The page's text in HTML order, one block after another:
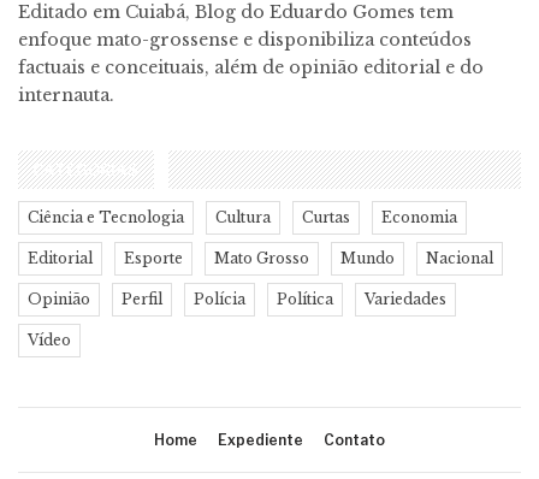
Editado em Cuiabá, Blog do Eduardo Gomes tem
enfoque mato-grossense e disponibiliza conteúdos
factuais e conceituais, além de opinião editorial e do
internauta.
CATEGORIAS
Ciência e Tecnologia Cultura Curtas Economia
Editorial Esporte Mato Grosso Mundo Nacional
Opinião Perfil Polícia Política Variedades
Vídeo
Home Expediente Contato